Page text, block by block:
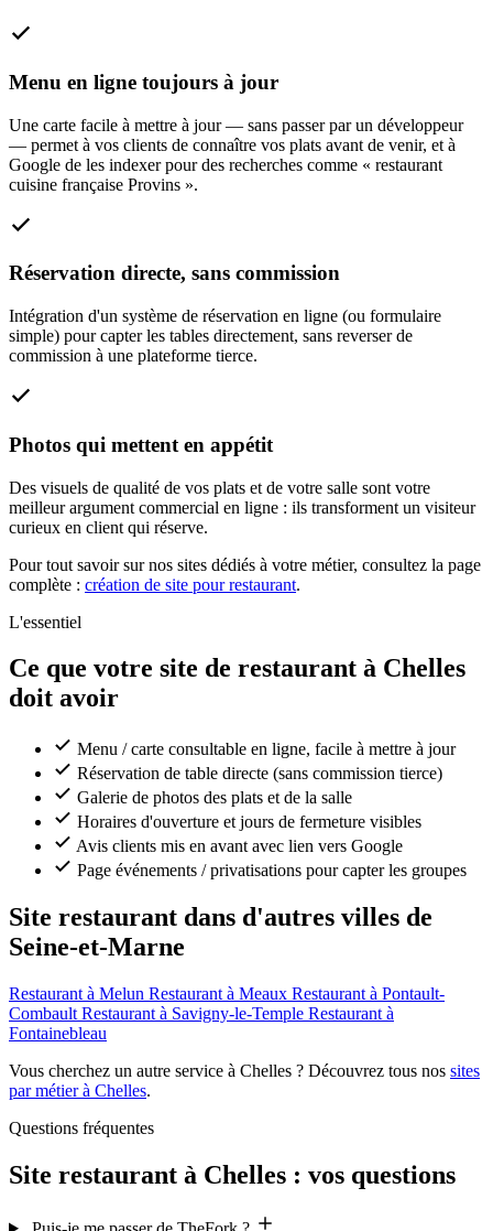
Menu en ligne toujours à jour
Une carte facile à mettre à jour — sans passer par un développeur
— permet à vos clients de connaître vos plats avant de venir, et à
Google de les indexer pour des recherches comme « restaurant
cuisine française Provins ».
Réservation directe, sans commission
Intégration d'un système de réservation en ligne (ou formulaire
simple) pour capter les tables directement, sans reverser de
commission à une plateforme tierce.
Photos qui mettent en appétit
Des visuels de qualité de vos plats et de votre salle sont votre
meilleur argument commercial en ligne : ils transforment un visiteur
curieux en client qui réserve.
Pour tout savoir sur nos sites dédiés à votre métier, consultez la page
complète : création de site pour restaurant.
L'essentiel
Ce que votre site de restaurant à Chelles
doit avoir
Menu / carte consultable en ligne, facile à mettre à jour
Réservation de table directe (sans commission tierce)
Galerie de photos des plats et de la salle
Horaires d'ouverture et jours de fermeture visibles
Avis clients mis en avant avec lien vers Google
Page événements / privatisations pour capter les groupes
Site restaurant dans d'autres villes de
Seine-et-Marne
Restaurant à Melun Restaurant à Meaux Restaurant à Pontault-
Combault Restaurant à Savigny-le-Temple Restaurant à
Fontainebleau
Vous cherchez un autre service à Chelles ? Découvrez tous nos sites
par métier à Chelles.
Questions fréquentes
Site restaurant à Chelles : vos questions